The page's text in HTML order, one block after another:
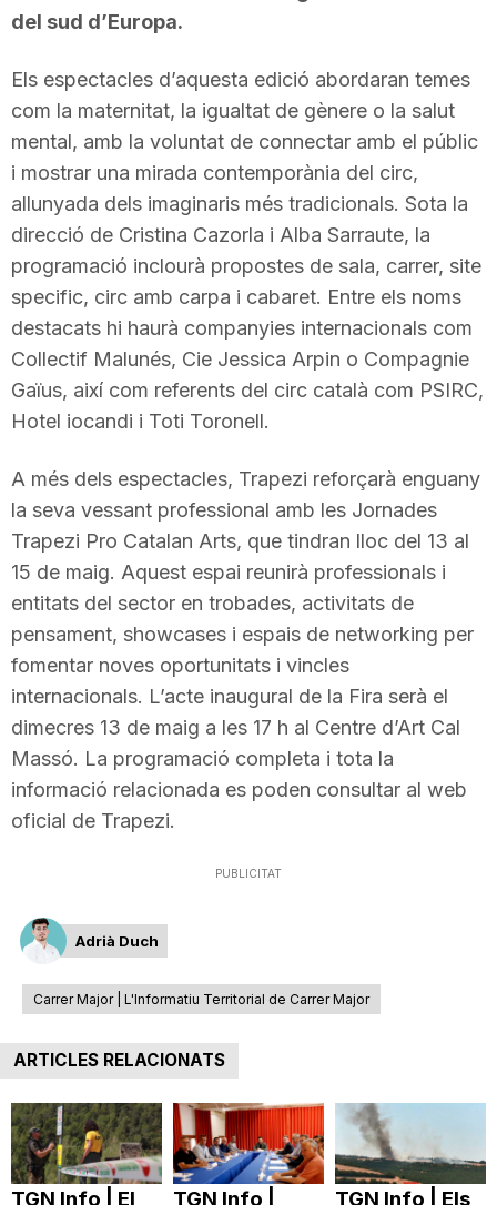
del sud d’Europa.
Els espectacles d’aquesta edició abordaran temes
com la maternitat, la igualtat de gènere o la salut
mental, amb la voluntat de connectar amb el públic
i mostrar una mirada contemporània del circ,
allunyada dels imaginaris més tradicionals. Sota la
direcció de Cristina Cazorla i Alba Sarraute, la
programació inclourà propostes de sala, carrer, site
specific, circ amb carpa i cabaret. Entre els noms
destacats hi haurà companyies internacionals com
Collectif Malunés, Cie Jessica Arpin o Compagnie
Gaïus, així com referents del circ català com PSIRC,
Hotel iocandi i Toti Toronell.
A més dels espectacles, Trapezi reforçarà enguany
la seva vessant professional amb les Jornades
Trapezi Pro Catalan Arts, que tindran lloc del 13 al
15 de maig. Aquest espai reunirà professionals i
entitats del sector en trobades, activitats de
pensament, showcases i espais de networking per
fomentar noves oportunitats i vincles
internacionals. L’acte inaugural de la Fira serà el
dimecres 13 de maig a les 17 h al Centre d’Art Cal
Massó. La programació completa i tota la
informació relacionada es poden consultar al web
oficial de Trapezi.
PUBLICITAT
Adrià Duch
Carrer Major | L'Informatiu Territorial de Carrer Major
ARTICLES RELACIONATS
TGN Info | El
TGN Info |
TGN Info | Els